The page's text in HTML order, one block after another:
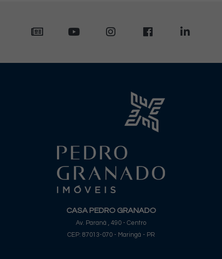
CASA PEDRO GRANADO
Av. Paraná , 490 - Centro
CEP: 87013-070 - Maringá - PR